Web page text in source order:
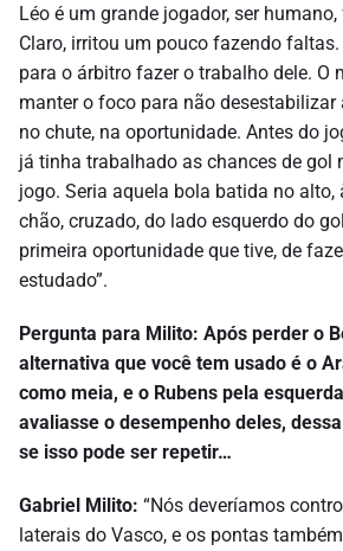
Léo é um grande jogador, ser
Claro, irritou um pouco fazendo
para o árbitro fazer o trabalho dele. O
manter o foco para não desestabilizar
no chute, na oportunidade. Antes do
já tinha trabalhado as chances de gol
jogo. Seria aquela bola batida no alto,
chão, cruzado, do lado esquerdo do
primeira oportunidade que tive, de
estudado”.
Pergunta para Milito: Após perder o
alternativa que você tem usado é o
como meia, e o Rubens pela
avaliasse o desempenho deles,
se isso pode ser repetir…
Gabriel Milito: “Nós deveríamos
laterais do Vasco, e os pontas